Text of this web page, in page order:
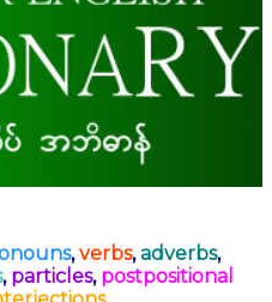
,verbs,adverbs,
, particles, postpositional